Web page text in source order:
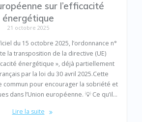
sur l’efficacité
énergétique
21 octobre 2025
du 15 octobre 2025, l’ordonnance n°
la transposition de la directive (UE)
énergétique », déjà partiellement
par la loi du 30 avril 2025.Cette
commun pour encourager la sobriété et
dans l’Union européenne. 💡 Ce qu’il…
Lire la suite